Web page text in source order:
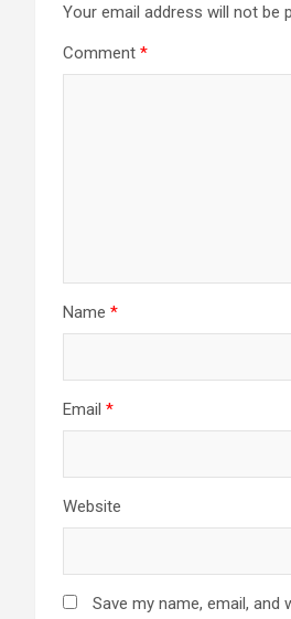
Your email address will not be
Comment *
Name *
Email *
Website
Save my name, email,